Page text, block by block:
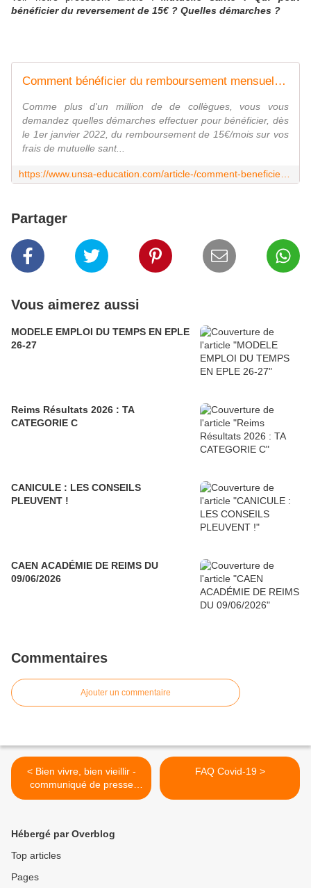
bénéficier du reversement de 15€ ? Quelles démarches ?
Comment bénéficier du remboursement mensuel de 15€ sur votre mutuelle santé ? Ça se précise ... - UNSA‑Education.com
Comme plus d'un million de de collègues, vous vous
demandez quelles démarches effectuer pour bénéficier, dès
le 1er janvier 2022, du remboursement de 15€/mois sur vos
frais de mutuelle sant...
Partager
Vous aimerez aussi
MODELE EMPLOI DU TEMPS EN EPLE
26-27
Reims Résultats 2026 : TA
CATEGORIE C
CANICULE : LES CONSEILS
PLEUVENT !
CAEN ACADÉMIE DE REIMS DU
09/06/2026
Commentaires
Ajouter un commentaire
< Bien vivre, bien vieillir -
communiqué de presse
UNSA Retraités
FAQ Covid-19 >
Hébergé par Overblog
Top articles
Pages